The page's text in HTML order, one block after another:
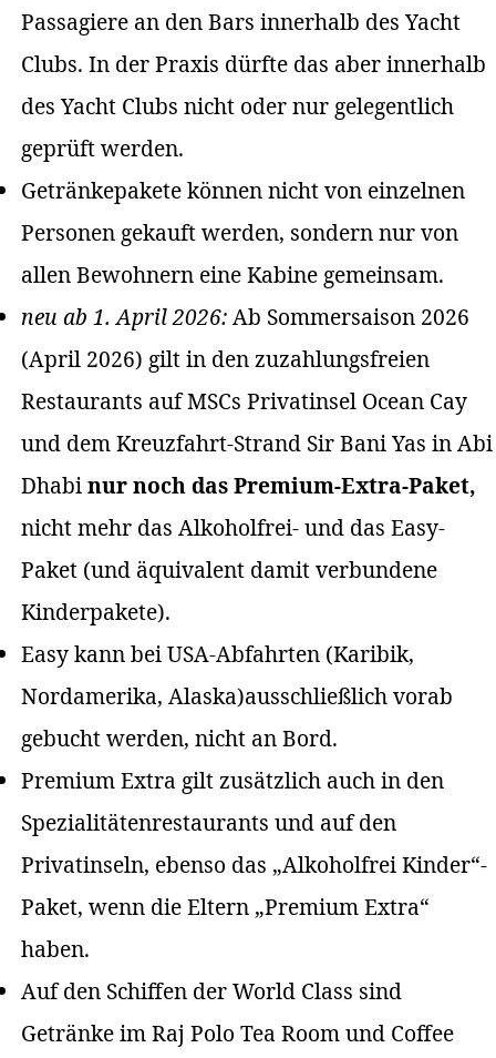
Passagiere an den Bars innerhalb des Yacht
Clubs. In der Praxis dürfte das aber innerhalb
des Yacht Clubs nicht oder nur gelegentlich
geprüft werden.
Getränkepakete können nicht von einzelnen
Personen gekauft werden, sondern nur von
allen Bewohnern eine Kabine gemeinsam.
neu ab 1. April 2026:Ab Sommersaison 2026
(April 2026) gilt in den zuzahlungsfreien
Restaurants auf MSCs Privatinsel Ocean Cay
und dem Kreuzfahrt-Strand Sir Bani Yas in Abi
Dhabinur noch das Premium-Extra-Paket,
nicht mehr das Alkoholfrei- und das Easy-
Paket (und äquivalent damit verbundene
Kinderpakete).
Easy kann bei USA-Abfahrten (Karibik,
Nordamerika, Alaska)ausschließlich vorab
gebucht werden, nicht an Bord.
Premium Extra gilt zusätzlich auch in den
Spezialitätenrestaurants und auf den
Privatinseln, ebenso das „Alkoholfrei Kinder“-
Paket, wenn die Eltern „Premium Extra“
haben.
Auf den Schiffen der World Class sind
Getränke im Raj Polo Tea Room und Coffee